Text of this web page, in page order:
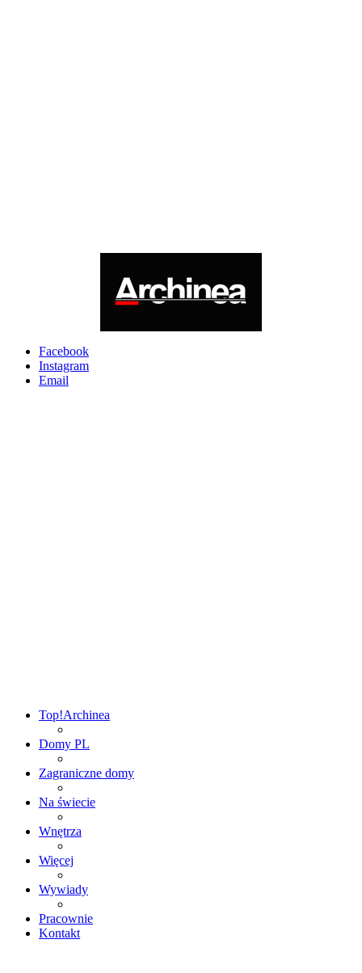
Facebook
Instagram
Email
Top!Archinea
Domy PL
Zagraniczne domy
Na świecie
Wnętrza
Więcej
Wywiady
Pracownie
Kontakt